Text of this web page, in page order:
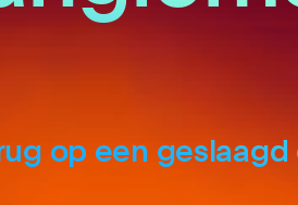
op een